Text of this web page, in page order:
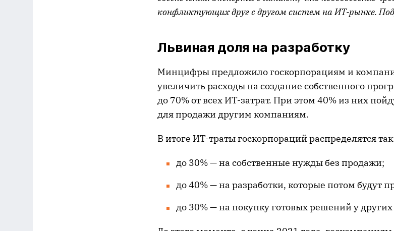
конфликтующих друг с другом систем на ИТ-рынке.
Львиная доля на разработку
Минцифры предложило госкорпорациям и
увеличить расходы на создание собственного
до 70% от всех ИТ-затрат. При этом 40% из них
для продажи другим компаниям.
В итоге ИТ-траты госкорпораций распределятся
до 30% — на собственные нужды без продажи;
до 40% — на разработки, которые потом будут
до 30% — на покупку готовых решений у